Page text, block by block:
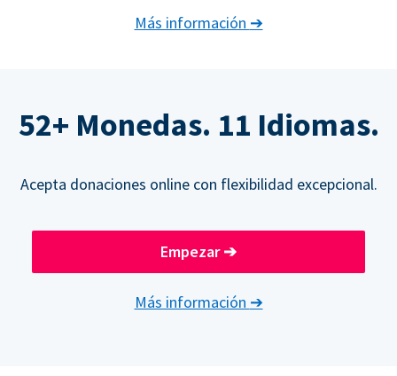
Más información ➔
52+ Monedas. 11 Idiomas.
Acepta donaciones online con flexibilidad excepcional.
Empezar➔
Más información ➔